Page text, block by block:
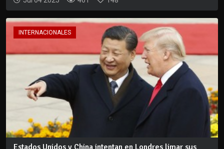
INTERNACIONALES
Estados Unidos y China intentan en Londres limar sus